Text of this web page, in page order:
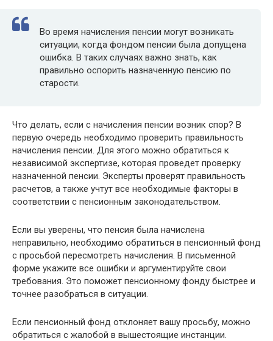
Во время начисления пенсии могут возникать
ситуации, когда фондом пенсии была допущена
ошибка. В таких случаях важно знать, как
правильно оспорить назначенную пенсию по
старости.
Что делать, если с начисления пенсии возник спор? В
первую очередь необходимо проверить правильность
начисления пенсии. Для этого можно обратиться к
независимой экспертизе, которая проведет проверку
назначенной пенсии. Эксперты проверят правильность
расчетов, а также учтут все необходимые факторы в
соответствии с пенсионным законодательством.
Если вы уверены, что пенсия была начислена
неправильно, необходимо обратиться в пенсионный фонд
с просьбой пересмотреть начисления. В письменной
форме укажите все ошибки и аргументируйте свои
требования. Это поможет пенсионному фонду быстрее и
точнее разобраться в ситуации.
Если пенсионный фонд отклоняет вашу просьбу, можно
обратиться с жалобой в вышестоящие инстанции.